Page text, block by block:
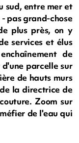
sud, entre mer et
pas grand-chose
plus près, on y
services et élus
de
parcelle sur
de hauts murs
la directrice de
Zoom sur
de l'eau qui